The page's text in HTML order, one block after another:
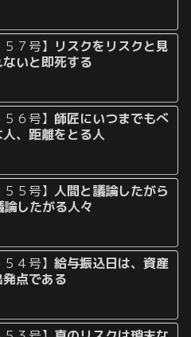
７号】 リスクをリスクと見
いと即死する
６号】 師匠にいつまでもべ
人、距離をとる人
５５号】人間と議論したがら
したがる人々
５４号】給与振込日は、資産
点である